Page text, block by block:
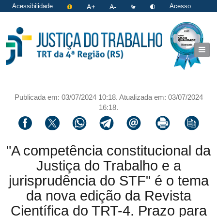
Acessibilidade
Acesso
Publicada em: 03/07/2024 10:18. Atualizada em: 03/07/2024
16:18.
Compartilhar via facebook
Compartilhar via twitter
Compartilhar via whatsapp
Compartilhar via telegram
Compartilhar via email
Imprimir a página
Copiar
"A competência constitucional da
Justiça do Trabalho e a
jurisprudência do STF" é o tema
da nova edição da Revista
Científica do TRT-4. Prazo para